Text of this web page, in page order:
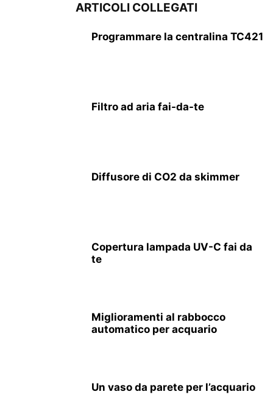
ARTICOLI COLLEGATI
Programmare la centralina TC421
Filtro ad aria fai-da-te
Diffusore di CO2 da skimmer
Copertura lampada UV-C fai da
te
Miglioramenti al rabbocco
automatico per acquario
Un vaso da parete per l’acquario